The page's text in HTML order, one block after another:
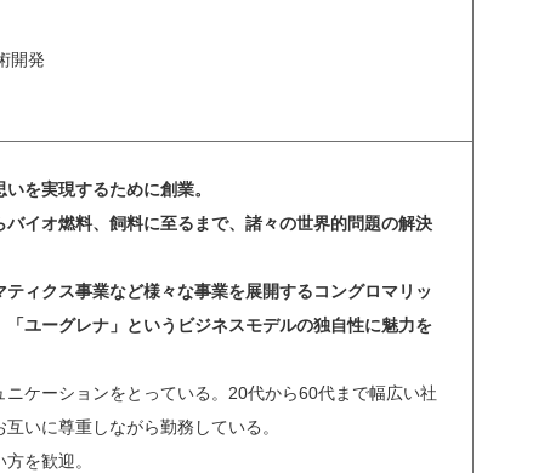
開発
を実現するために創業。
イオ燃料、飼料に至るまで、諸々の世界的問題の解決
ィクス事業など様々な事業を展開するコングロマリッ
ユーグレナ」というビジネスモデルの独自性に魅力を
ケーションをとっている。20代から60代まで幅広い社
いに尊重しながら勤務している。
を歓迎。